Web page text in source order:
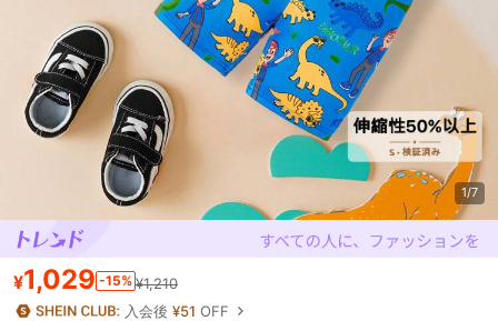
1/7
¥1,029 -15% ¥1,210
入会後¥51 OFF